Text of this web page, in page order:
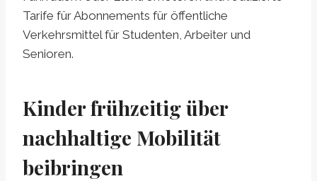
Tarife für Abonnements für öffentliche
Verkehrsmittel für Studenten, Arbeiter und
Senioren.
Kinder frühzeitig über
nachhaltige Mobilität
beibringen